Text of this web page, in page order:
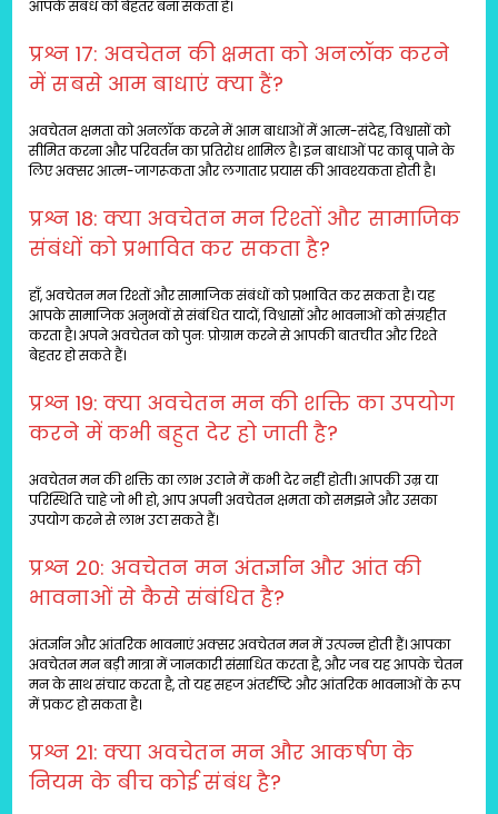
आपके संबंध को बेहतर बना सकता है।
प्रश्न 17: अवचेतन की क्षमता को अनलॉक करने
में सबसे आम बाधाएं क्या हैं?
अवचेतन क्षमता को अनलॉक करने में आम बाधाओं में आत्म-संदेह, विश्वासों को
सीमित करना और परिवर्तन का प्रतिरोध शामिल है। इन बाधाओं पर काबू पाने के
लिए अक्सर आत्म-जागरूकता और लगातार प्रयास की आवश्यकता होती है।
प्रश्न 18: क्या अवचेतन मन रिश्तों और सामाजिक
संबंधों को प्रभावित कर सकता है?
हाँ, अवचेतन मन रिश्तों और सामाजिक संबंधों को प्रभावित कर सकता है। यह
आपके सामाजिक अनुभवों से संबंधित यादों, विश्वासों और भावनाओं को संग्रहीत
करता है। अपने अवचेतन को पुनः प्रोग्राम करने से आपकी बातचीत और रिश्ते
बेहतर हो सकते हैं।
प्रश्न 19: क्या अवचेतन मन की शक्ति का उपयोग
करने में कभी बहुत देर हो जाती है?
अवचेतन मन की शक्ति का लाभ उठाने में कभी देर नहीं होती। आपकी उम्र या
परिस्थिति चाहे जो भी हो, आप अपनी अवचेतन क्षमता को समझने और उसका
उपयोग करने से लाभ उठा सकते हैं।
प्रश्न 20: अवचेतन मन अंतर्ज्ञान और आंत की
भावनाओं से कैसे संबंधित है?
अंतर्ज्ञान और आंतरिक भावनाएं अक्सर अवचेतन मन में उत्पन्न होती हैं। आपका
अवचेतन मन बड़ी मात्रा में जानकारी संसाधित करता है, और जब यह आपके चेतन
मन के साथ संचार करता है, तो यह सहज अंतर्दृष्टि और आंतरिक भावनाओं के रूप
में प्रकट हो सकता है।
प्रश्न 21: क्या अवचेतन मन और आकर्षण के
नियम के बीच कोई संबंध है?